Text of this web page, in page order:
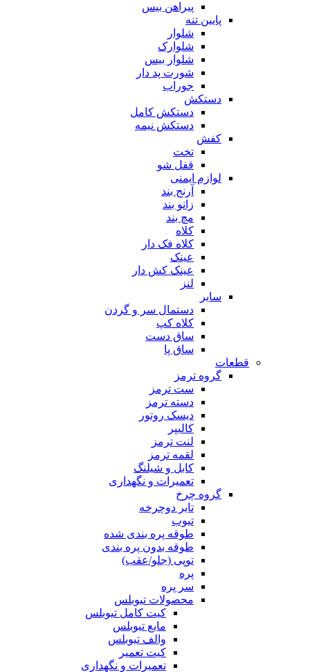
پیراهن بیس
پایین تنه
شلوار
شلوارک
شلوار بیس
شورت پد دار
جوراب
دستکش
دستکش کامل
دستکش نیمه
کفش
تخت
قفل شو
لوازم ایمنی
آرنج بند
زانو بند
مچ بند
کلاه
کلاه فک دار
عینک
عینک کش دار
لنز
سایر
دستمال سر و گردن
کلاه کپ
ساق دست
ساق پا
قطعات
گروه ترمز
ست ترمز
دسته ترمز
دیسک روتور
کالیپر
لنت ترمز
لقمه ترمز
کابل و شیلنگ
تعمیرات و نگهداری
گروه چرخ
تایر دوچرخه
تیوب
طوقه پره بندی شده
طوقه بدون پره بندی
توپی (جلو/عقب)
پره
سر پره
محصولات تیوبلس
کیت کامل تیوبلس
مایع تیوبلس
والف تیوبلس
کیت تعمیر
تعمیرات و نگهداری